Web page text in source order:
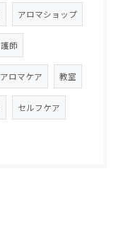
アロマショップ
師
アロマケア 教室
セルフケア